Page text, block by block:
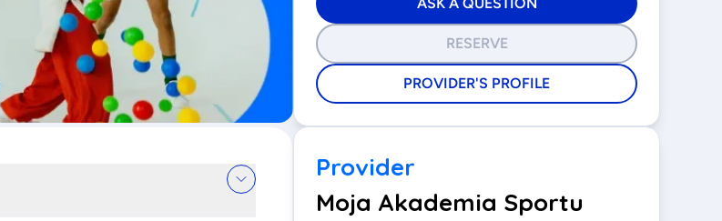
RESERVE
PROVIDER'S PROFILE
Provider
Moja Akademia Sportu